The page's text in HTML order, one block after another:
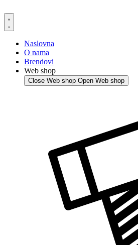
to
content
Naslovna
O nama
Brendovi
Web shop
Close Web shop Open Web shop